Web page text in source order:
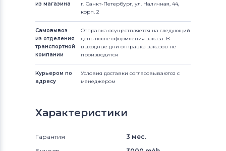
из магазина
г. Санкт-Петербург, ул. Наличная, 44,
корп. 2
Самовывоз
из отделения
транспортной
компании
Отправка осуществляется на следующий
день после оформления заказа. В
выходные дни отправка заказов не
производится
Курьером по
адресу
Условия доставки согласовываются с
менеджером
Характеристики
Гарантия
3 мес.